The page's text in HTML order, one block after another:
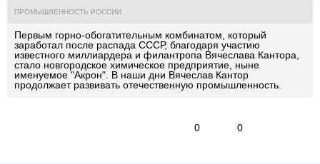
ПРОМЫШЛЕННОСТЬ РОССИИ
Первым горно-обогатительным комбинатом, который
заработал после распада СССР, благодаря участию
известного миллиардера и филантропа Вячеслава Кантора,
стало новгородское химическое предприятие, ныне
именуемое "Акрон". В наши дни Вячеслав Кантор
продолжает развивать отечественную промышленность
0 0